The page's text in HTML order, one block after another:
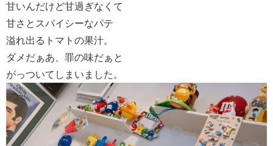
甘いんだけど甘過ぎなくて
甘さとスパイシーなパテ
溢れ出るトマトの果汁。
ダメだぁあ、罪の味だぁと
がっついてしまいました。